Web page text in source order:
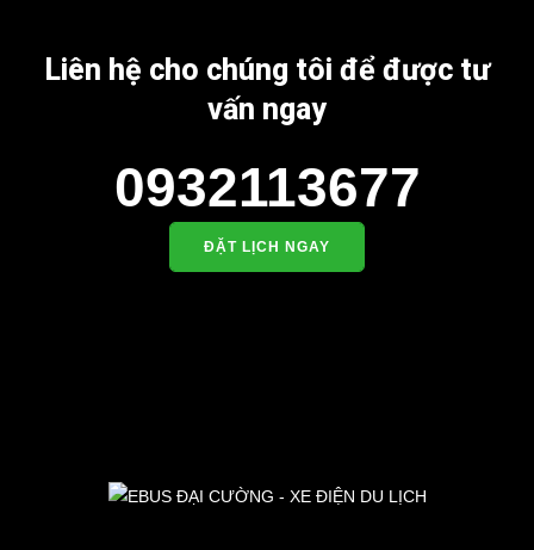
EBUS Resort
Liên hệ cho chúng tôi để được tư
vấn ngay
0932113677
ĐẶT LỊCH NGAY